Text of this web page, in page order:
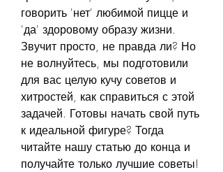
говорить 'нет' любимой пицце и
'да' здоровому образу жизни.
Звучит просто, не правда ли? Но
не волнуйтесь, мы подготовили
для вас целую кучу советов и
хитростей, как справиться с этой
задачей. Готовы начать свой путь
к идеальной фигуре? Тогда
читайте нашу статью до конца и
получайте только лучшие советы!